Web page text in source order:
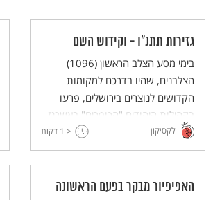
גזירות תתנ"ו - וקידוש השם
בימי מסע הצלב הראשון (1096)
הצלבנים, שהיו בדרכם למקומות
הקדושים לנוצרים בירושלים, פרעו
בקהילות היהודים "הכופרים" באשכנז
ואילצו רבים מהם למות על קידוש
השם כדי שלא להתנצר.
לקסיקון < 1 דקות
האפיפיור מבקר בפעם הראשונה